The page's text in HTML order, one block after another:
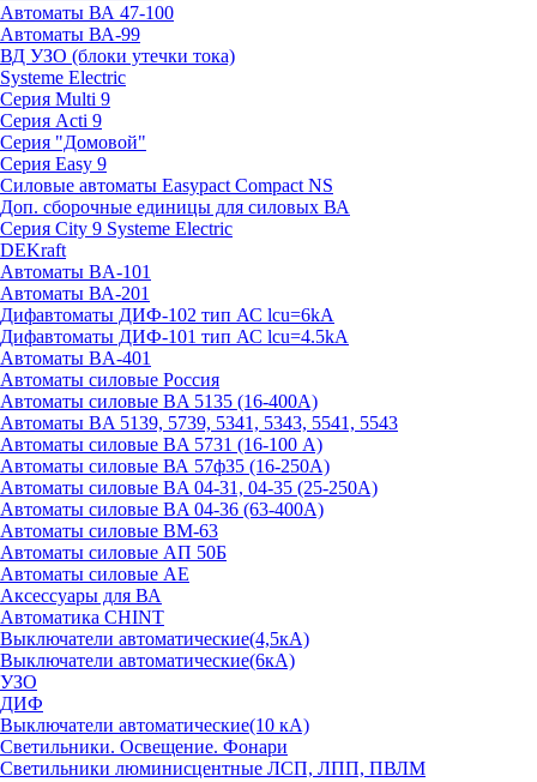
Автоматы ВА 47-100
Автоматы ВА-99
ВД УЗО (блоки утечки тока)
Systeme Electric
Серия Multi 9
Серия Acti 9
Серия "Домовой"
Серия Easy 9
Силовые автоматы Easypact Compact NS
Доп. сборочные единицы для силовых ВА
Серия City 9 Systeme Electric
DEKraft
Автоматы BA-101
Автоматы ВА-201
Дифавтоматы ДИФ-102 тип АС lcu=6kA
Дифавтоматы ДИФ-101 тип АС lcu=4.5kA
Автоматы BA-401
Автоматы силовые Россия
Автоматы силовые BA 5135 (16-400А)
Автоматы BA 5139, 5739, 5341, 5343, 5541, 5543
Автоматы силовые BA 5731 (16-100 А)
Автоматы силовые ВА 57ф35 (16-250А)
Автоматы силовые BA 04-31, 04-35 (25-250А)
Автоматы силовые BA 04-36 (63-400А)
Автоматы силовые ВМ-63
Автоматы силовые АП 50Б
Автоматы силовые АЕ
Аксессуары для ВА
Автоматика CHINT
Выключатели автоматические(4,5кА)
Выключатели автоматические(6кА)
УЗО
ДИФ
Выключатели автоматические(10 кА)
Светильники. Освещение. Фонари
Светильники люминисцентные ЛСП, ЛПП, ПВЛМ